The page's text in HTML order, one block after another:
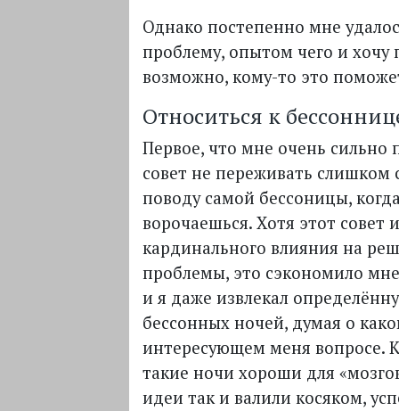
Однако постепенно мне
проблему, опытом чего и хочу
возможно, кому-то это
Относиться к
Первое, что мне очень сильно
совет не переживать слишком
поводу самой бессоницы,
ворочаешься. Хотя этот совет
кардинального влияния на
проблемы, это сэкономило
и я даже извлекал
бессонных ночей, думая о
интересующем меня вопросе.
такие ночи хороши для
идеи так и валили косяком,